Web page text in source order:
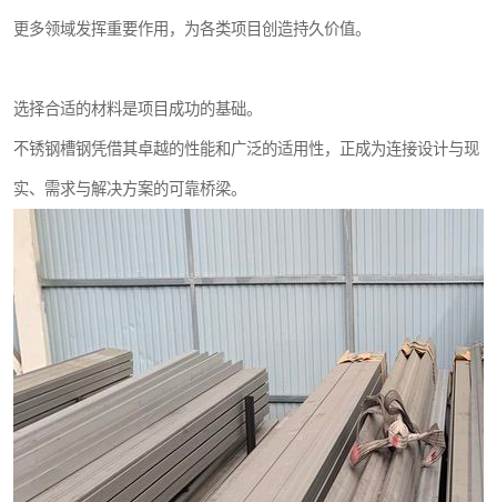
更多领域发挥重要作用，为各类项目创造持久价值。
选择合适的材料是项目成功的基础。
不锈钢槽钢凭借其卓越的性能和广泛的适用性，正成为连接设计与现
实、需求与解决方案的可靠桥梁。